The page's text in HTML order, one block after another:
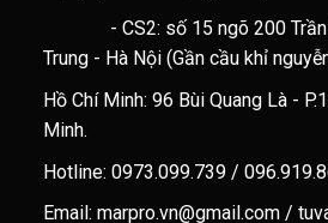
- CS2: số 15 ngõ 200 Trần
Trung - Hà Nội (Gần cầu khỉ
Hồ Chí Minh: 96 Bùi Quang Là -
Minh.
Hotline: 0973.099.739 /
Email: marpro.vn@gmail.com /